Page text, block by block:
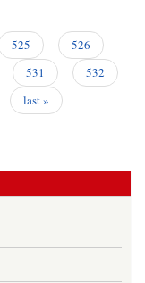
525
526
531
532
last »